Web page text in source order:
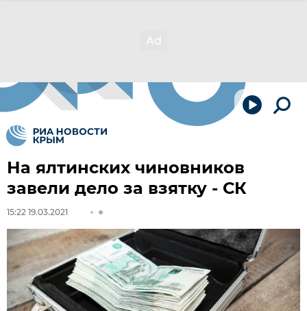
На ялтинских чиновников
завели дело за взятку - СК
15:22 19.03.2021